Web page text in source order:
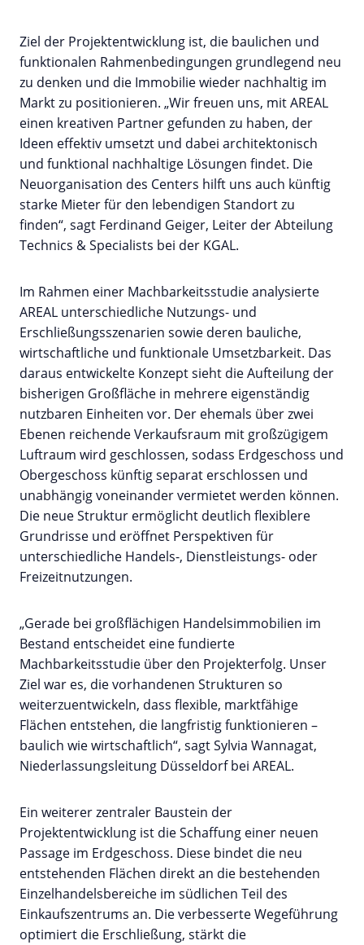
Ziel der Projektentwicklung ist, die baulichen und
funktionalen Rahmenbedingungen grundlegend neu
zu denken und die Immobilie wieder nachhaltig im
Markt zu positionieren. „Wir freuen uns, mit AREAL
einen kreativen Partner gefunden zu haben, der
Ideen effektiv umsetzt und dabei architektonisch
und funktional nachhaltige Lösungen findet. Die
Neuorganisation des Centers hilft uns auch künftig
starke Mieter für den lebendigen Standort zu
finden“, sagt Ferdinand Geiger, Leiter der Abteilung
Technics & Specialists bei der KGAL.
Im Rahmen einer Machbarkeitsstudie analysierte
AREAL unterschiedliche Nutzungs- und
Erschließungsszenarien sowie deren bauliche,
wirtschaftliche und funktionale Umsetzbarkeit. Das
daraus entwickelte Konzept sieht die Aufteilung der
bisherigen Großfläche in mehrere eigenständig
nutzbaren Einheiten vor. Der ehemals über zwei
Ebenen reichende Verkaufsraum mit großzügigem
Luftraum wird geschlossen, sodass Erdgeschoss und
Obergeschoss künftig separat erschlossen und
unabhängig voneinander vermietet werden können.
Die neue Struktur ermöglicht deutlich flexiblere
Grundrisse und eröffnet Perspektiven für
unterschiedliche Handels-, Dienstleistungs- oder
Freizeitnutzungen.
„Gerade bei großflächigen Handelsimmobilien im
Bestand entscheidet eine fundierte
Machbarkeitsstudie über den Projekterfolg. Unser
Ziel war es, die vorhandenen Strukturen so
weiterzuentwickeln, dass flexible, marktfähige
Flächen entstehen, die langfristig funktionieren –
baulich wie wirtschaftlich“, sagt Sylvia Wannagat,
Niederlassungsleitung Düsseldorf bei AREAL.
Ein weiterer zentraler Baustein der
Projektentwicklung ist die Schaffung einer neuen
Passage im Erdgeschoss. Diese bindet die neu
entstehenden Flächen direkt an die bestehenden
Einzelhandelsbereiche im südlichen Teil des
Einkaufszentrums an. Die verbesserte Wegeführung
optimiert die Erschließung, stärkt die